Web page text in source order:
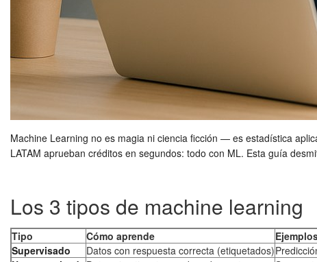
Machine Learning no es magia ni ciencia ficción — es estadística
LATAM aprueban créditos en segundos: todo con ML. Esta guía
Los 3 tipos de machine learning
Tipo Cómo aprende
Supervisado
Datos con respuesta correcta (etiquetados)